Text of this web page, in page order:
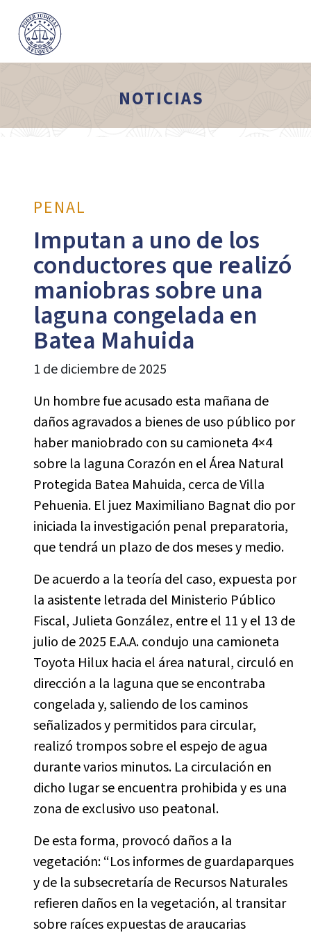
NOTICIAS
PENAL
Imputan a uno de los
conductores que realizó
maniobras sobre una
laguna congelada en
Batea Mahuida
1 de diciembre de 2025
Un hombre fue acusado esta mañana de
daños agravados a bienes de uso público por
haber maniobrado con su camioneta 4×4
sobre la laguna Corazón en el Área Natural
Protegida Batea Mahuida, cerca de Villa
Pehuenia. El juez Maximiliano Bagnat dio por
iniciada la investigación penal preparatoria,
que tendrá un plazo de dos meses y medio.
De acuerdo a la teoría del caso, expuesta por
la asistente letrada del Ministerio Público
Fiscal, Julieta González, entre el 11 y el 13 de
julio de 2025 E.A.A. condujo una camioneta
Toyota Hilux hacia el área natural, circuló en
dirección a la laguna que se encontraba
congelada y, saliendo de los caminos
señalizados y permitidos para circular,
realizó trompos sobre el espejo de agua
durante varios minutos. La circulación en
dicho lugar se encuentra prohibida y es una
zona de exclusivo uso peatonal.
De esta forma, provocó daños a la
vegetación: “Los informes de guardaparques
y de la subsecretaría de Recursos Naturales
refieren daños en la vegetación, al transitar
sobre raíces expuestas de araucarias